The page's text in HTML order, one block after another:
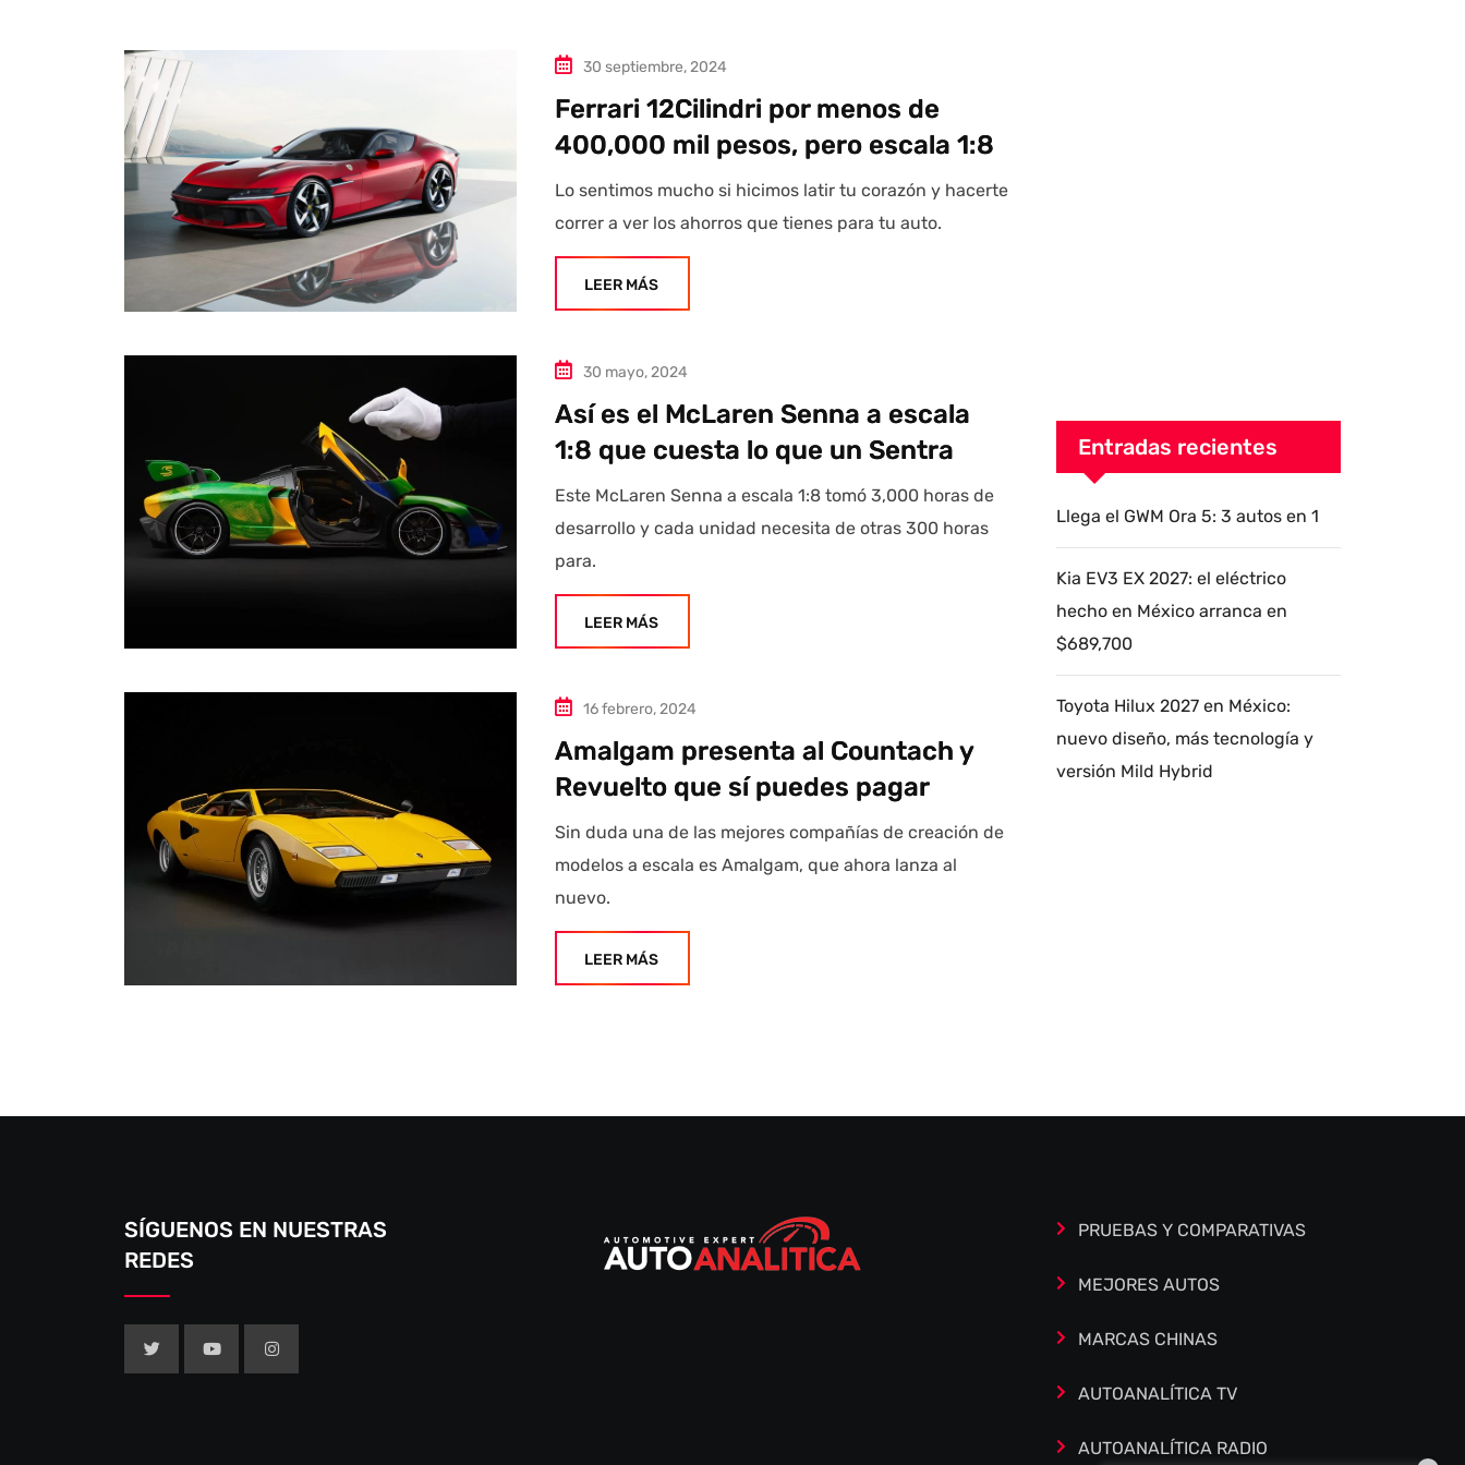
30 septiembre, 2024
Ferrari 12Cilindri por menos de
400,000 mil pesos, pero escala 1:8
Lo sentimos mucho si hicimos latir tu corazón y hacerte
correr a ver los ahorros que tienes para tu auto.
LEER MÁS
30 mayo, 2024
Así es el McLaren Senna a escala
1:8 que cuesta lo que un Sentra
Este McLaren Senna a escala 1:8 tomó 3,000 horas de
desarrollo y cada unidad necesita de otras 300 horas
para.
LEER MÁS
16 febrero, 2024
Amalgam presenta al Countach y
Revuelto que sí puedes pagar
Sin duda una de las mejores compañías de creación de
modelos a escala es Amalgam, que ahora lanza al
nuevo.
LEER MÁS
Entradas recientes
Llega el GWM Ora 5: 3 autos en 1
Kia EV3 EX 2027: el eléctrico
hecho en México arranca en
$689,700
Toyota Hilux 2027 en México:
nuevo diseño, más tecnología y
versión Mild Hybrid
SÍGUENOS EN NUESTRAS
REDES
PRUEBAS Y COMPARATIVAS
MEJORES AUTOS
MARCAS CHINAS
AUTOANALÍTICA TV
AUTOANALÍTICA RADIO
IA en desarrollo. Autoanalítica optimiza